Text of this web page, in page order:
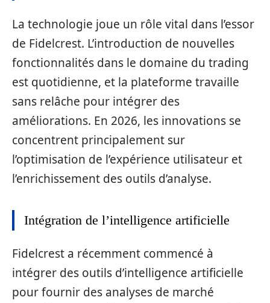
La technologie joue un rôle vital dans l’essor
de Fidelcrest. L’introduction de nouvelles
fonctionnalités dans le domaine du trading
est quotidienne, et la plateforme travaille
sans relâche pour intégrer des
améliorations. En 2026, les innovations se
concentrent principalement sur
l’optimisation de l’expérience utilisateur et
l’enrichissement des outils d’analyse.
Intégration de l’intelligence artificielle
Fidelcrest a récemment commencé à
intégrer des outils d’intelligence artificielle
pour fournir des analyses de marché